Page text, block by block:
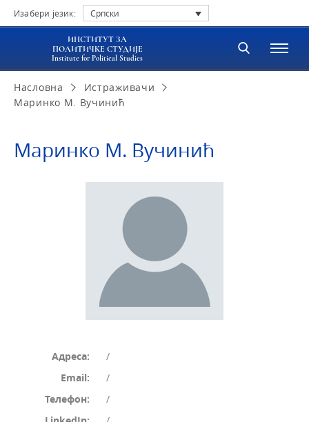
Изабери језик: Српски
ИНСТИТУТ ЗА
ПОЛИТИЧКЕ СТУДИЈЕ
Institute for Political Studies
Насловна
Истраживачи
Маринко М. Вучинић
Маринко М. Вучинић
Адреса:
/
Email:
/
Телефон:
/